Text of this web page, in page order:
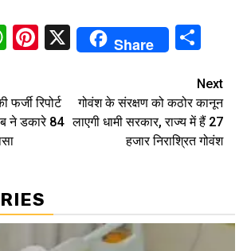
WhatsApp
Pinterest
X Share
रिपोर्ट
ने डकारे 84
Next
गोवंश के संरक्षण को कठोर कानून
लाएगी धामी सरकार, राज्य में हैं 27
हजार निराश्रित गोवंश